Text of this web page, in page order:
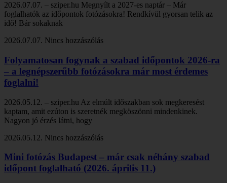
2026.07.07. – sziper.hu Megnyílt a 2027-es naptár – Már
foglalhatók az időpontok fotózásokra! Rendkívül gyorsan telik az
idő! Bár sokaknak
2026.07.07. Nincs hozzászólás
Folyamatosan fogynak a szabad időpontok 2026-ra
– a legnépszerűbb fotózásokra már most érdemes
foglalni!
2026.05.12. – sziper.hu Az elmúlt időszakban sok megkeresést
kaptam, amit ezúton is szeretnék megköszönni mindenkinek.
Nagyon jó érzés látni, hogy
2026.05.12. Nincs hozzászólás
Mini fotózás Budapest – már csak néhány szabad
időpont foglalható (2026. április 11.)